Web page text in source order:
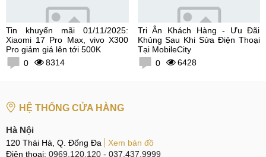
Tin khuyến mãi 01/11/2025:
Xiaomi 17 Pro Max, vivo X300
Pro giảm giá lên tới 500K
0
8314
Tri Ân Khách Hàng - Ưu Đãi
Khủng Sau Khi Sửa Điện Thoại
Tại MobileCity
0
6428
HỆ THỐNG CỬA HÀNG
Hà Nội
120 Thái Hà, Q. Đống Đa
Xem bản đồ
Điện thoại: 0969.120.120 - 037.437.9999